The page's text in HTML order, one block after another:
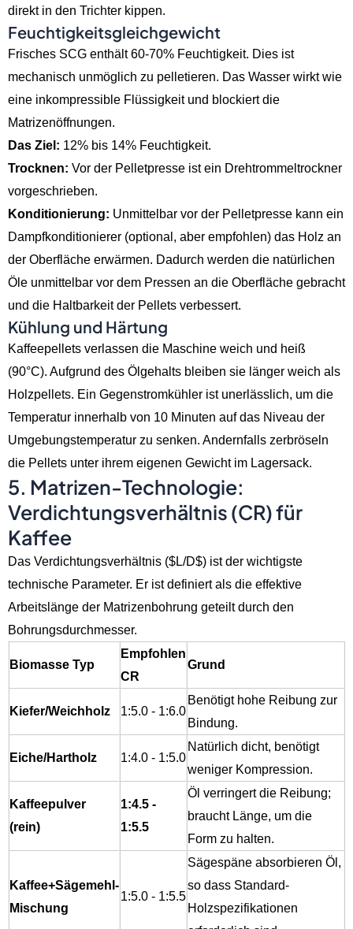
direkt in den Trichter kippen.
Feuchtigkeitsgleichgewicht
Frisches SCG enthält 60-70% Feuchtigkeit. Dies ist
mechanisch unmöglich zu pelletieren. Das Wasser wirkt wie
eine inkompressible Flüssigkeit und blockiert die
Matrizenöffnungen.
Das Ziel: 12% bis 14% Feuchtigkeit.
Trocknen: Vor der Pelletpresse ist ein Drehtrommeltrockner
vorgeschrieben.
Konditionierung: Unmittelbar vor der Pelletpresse kann ein
Dampfkonditionierer (optional, aber empfohlen) das Holz an
der Oberfläche erwärmen. Dadurch werden die natürlichen
Öle unmittelbar vor dem Pressen an die Oberfläche gebracht
und die Haltbarkeit der Pellets verbessert.
Kühlung und Härtung
Kaffeepellets verlassen die Maschine weich und heiß
(90°C). Aufgrund des Ölgehalts bleiben sie länger weich als
Holzpellets. Ein Gegenstromkühler ist unerlässlich, um die
Temperatur innerhalb von 10 Minuten auf das Niveau der
Umgebungstemperatur zu senken. Andernfalls zerbröseln
die Pellets unter ihrem eigenen Gewicht im Lagersack.
5. Matrizen-Technologie:
Verdichtungsverhältnis (CR) für
Kaffee
Das Verdichtungsverhältnis ($L/D$) ist der wichtigste
technische Parameter. Er ist definiert als die effektive
Arbeitslänge der Matrizenbohrung geteilt durch den
Bohrungsdurchmesser.
Biomasse Typ
Empfohlen
CR
Grund
Kiefer/Weichholz 1:5.0 - 1:6.0
Benötigt hohe Reibung zur
Bindung.
Eiche/Hartholz 1:4.0 - 1:5.0
Natürlich dicht, benötigt
weniger Kompression.
Kaffeepulver
(rein)
1:4.5 -
1:5.5
Öl verringert die Reibung;
braucht Länge, um die
Form zu halten.
Kaffee+Sägemehl-
Mischung
1:5.0 - 1:5.5
Sägespäne absorbieren Öl,
so dass Standard-
Holzspezifikationen